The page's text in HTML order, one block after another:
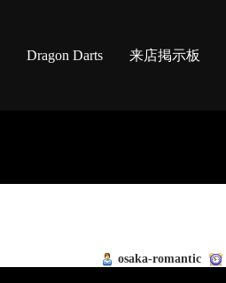
Dragon Darts 来店掲示板
osaka-romantic